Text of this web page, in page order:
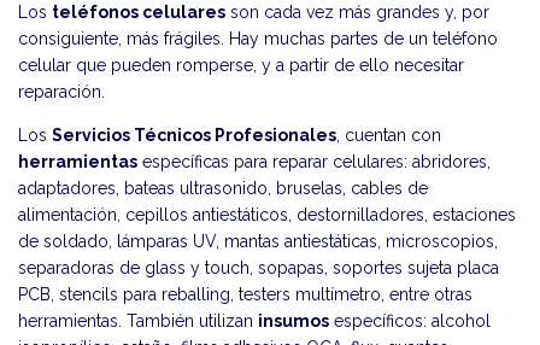
Los teléfonos celulares son cada vez más grandes y, por
consiguiente, más frágiles. Hay muchas partes de un teléfono
celular que pueden romperse, y a partir de ello necesitar
reparación.
Los Servicios Técnicos Profesionales , cuentan con
herramientas específicas para reparar celulares: abridores,
adaptadores, bateas ultrasonido, bruselas, cables de
alimentación, cepillos antiestáticos, destornilladores, estaciones
de soldado, lámparas UV, mantas antiestáticas, microscopios,
separadoras de glass y touch, sopapas, soportes sujeta placa
PCB, stencils para reballing, testers multímetro, entre otras
herramientas. También utilizan insumos específicos: alcohol